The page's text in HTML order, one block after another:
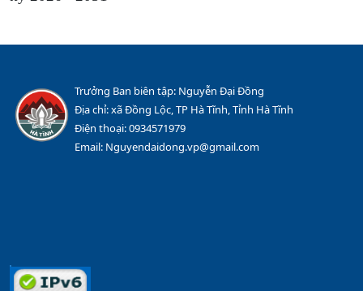
Trưởng Ban biên tập: Nguyễn Đại Đồng
Địa chỉ: xã Đồng Lộc, TP Hà Tĩnh, Tỉnh Hà Tĩnh
Điện thoại: 0934571979
Email: Nguyendaidong.vp@gmail.com